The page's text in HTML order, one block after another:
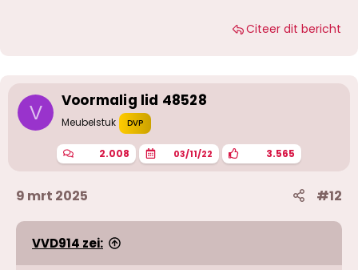
Citeer dit bericht
V
Voormalig lid 48528
Meubelstuk DVP
2.008 03/11/22 3.565
9 mrt 2025 #12
VVD914 zei: